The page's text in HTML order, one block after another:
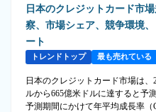
日本のクレジットカード市
察、市場シェア、競争環境
ート
トレンドトップ 最も売れている
日本のクレジットカード市場は、
ルから665億米ドルに達すると予
予測期間にかけて年平均成長率（